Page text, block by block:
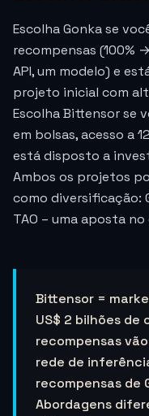
Escolha Gonka se
recompensas (100%
API, um modelo) e
projeto inicial com
Escolha Bittensor se
em bolsas, acesso a
está disposto a
Ambos os projetos
como diversificação:
TAO – uma aposta
Bittensor =
US$ 2 bilhões de
recompensas
rede de
recompensas de
Abordagens